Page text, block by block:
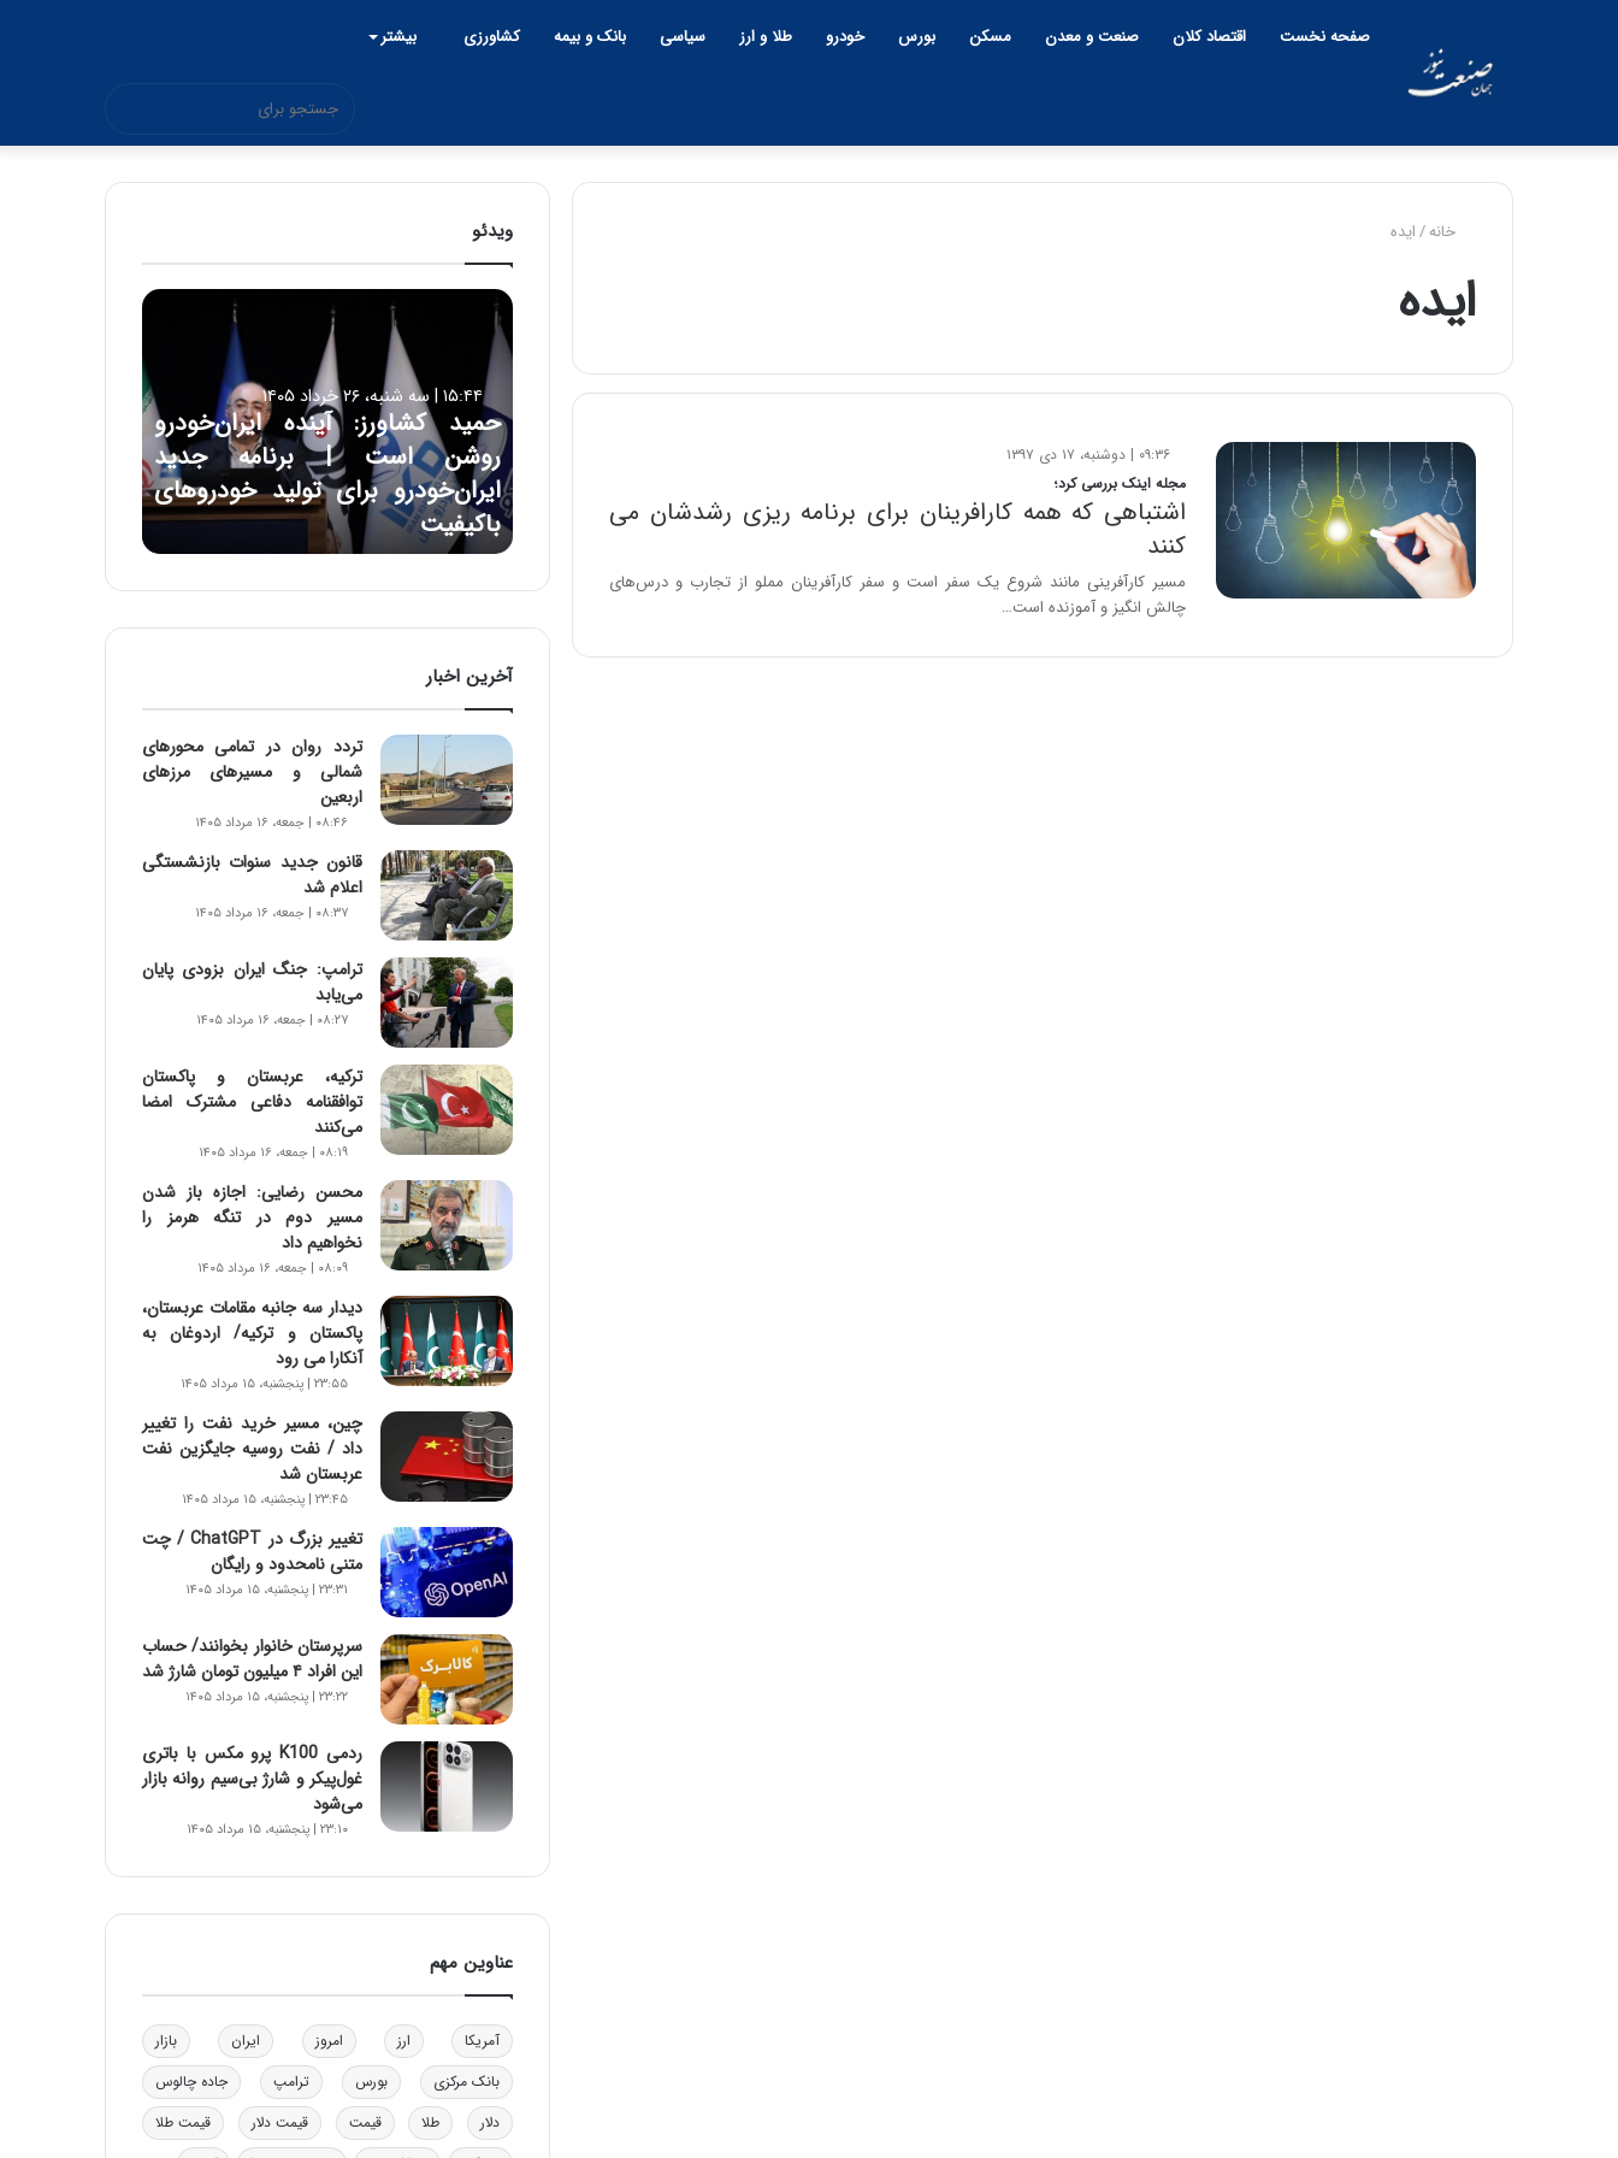
صفحه نخست اقتصاد کلان صنعت و معدن مسکن بورس خودرو طلا و ارز سیاسی بانک و بیمه کشاورزی بیشتر
برای
خانه/ایده
ایده
۰۹:۳۶ | دوشنبه، ۱۷ دی ۱۳۹۷
مجله اینک بررسی کرد؛
اشتباهی که همه کارافرینان برای برنامه ریزی رشدشان می
کنند
مسیر کارآفرینی مانند شروع یک سفر است و سفر کارآفرینان مملو از تجارب و درس‌های
چالش انگیز و آموزنده است…
ویدئو
ح
ی
ش
و
ر
ز
:
ن
ه
ا
ر
ا
ن‌
و
د
ر
و
و
ش
ن
س
ت
|
ر
م
ج
د
ی
د
ا
ی
ر
ا
خ
و
د
ر
و
ب
ر
ا
ی
ت
و
ل
و
ر
و
ه
ا
ی
ب
ا
ک
۱۵:۴۴ | سه شنبه، ۲۶ خرداد ۱۴۰۵
حمید کشاورز: آینده ایران‌خودرو
روشن است | برنامه جدید
ایران‌خودرو برای تولید خودروهای
باکیفیت
آخرین اخبار
تردد روان در تمامی محورهای
شمالی و مسیرهای مرزهای
اربعین
۰۸:۴۶ | جمعه، ۱۶ مرداد ۱۴۰۵
قانون جدید سنوات بازنشستگی
اعلام شد
۰۸:۳۷ | جمعه، ۱۶ مرداد ۱۴۰۵
ترامپ: جنگ ایران بزودی پایان
می‌یابد
۰۸:۲۷ | جمعه، ۱۶ مرداد ۱۴۰۵
ترکیه، عربستان و پاکستان
توافقنامه دفاعی مشترک امضا
می‌کنند
۰۸:۱۹ | جمعه، ۱۶ مرداد ۱۴۰۵
محسن رضایی: اجازه باز شدن
مسیر دوم در تنگه هرمز را
نخواهیم داد
۰۸:۰۹ | جمعه، ۱۶ مرداد ۱۴۰۵
دیدار سه جانبه مقامات عربستان،
پاکستان و ترکیه/ اردوغان به
آنکارا می رود
۲۳:۵۵ | پنجشنبه، ۱۵ مرداد ۱۴۰۵
چین، مسیر خرید نفت را تغییر
داد / نفت روسیه جایگزین نفت
عربستان شد
۲۳:۴۵ | پنجشنبه، ۱۵ مرداد ۱۴۰۵
تغییر بزرگ در ChatGPT / چت
متنی نامحدود و رایگان
۲۳:۳۱ | پنجشنبه، ۱۵ مرداد ۱۴۰۵
سرپرستان خانوار بخوانند/ حساب
این افراد ۴ میلیون تومان شارژ شد
۲۳:۲۲ | پنجشنبه، ۱۵ مرداد ۱۴۰۵
ردمی K100 پرو مکس با باتری
غول‌پیکر و شارژ بی‌سیم روانه بازار
می‌شود
۲۳:۱۰ | پنجشنبه، ۱۵ مرداد ۱۴۰۵
عناوین مهم
آمریکا ارز امروز ایران
بازار
بانک مرکزی
بورس ترامپ
جاده چالوس
دلار
طلا قیمت قیمت دلار
قیمت طلا